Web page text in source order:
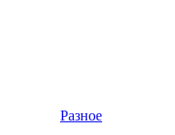
Разное